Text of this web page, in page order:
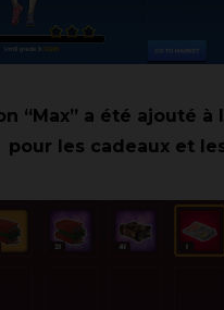
“Max” a été ajouté à
pour les cadeaux et